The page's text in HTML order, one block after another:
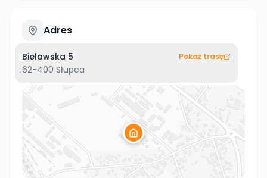
Adres
Bielawska 5
62-400 Słupca
Pokaż trasę